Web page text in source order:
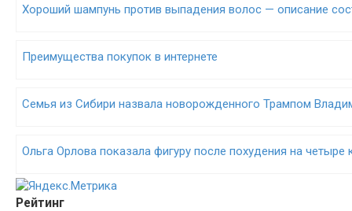
Хороший шампунь против выпадения волос — описание
Преимущества покупок в интернете
Семья из Сибири назвала новорожденного Трампом
Ольга Орлова показала фигуру после похудения на четыре
Рейтинг